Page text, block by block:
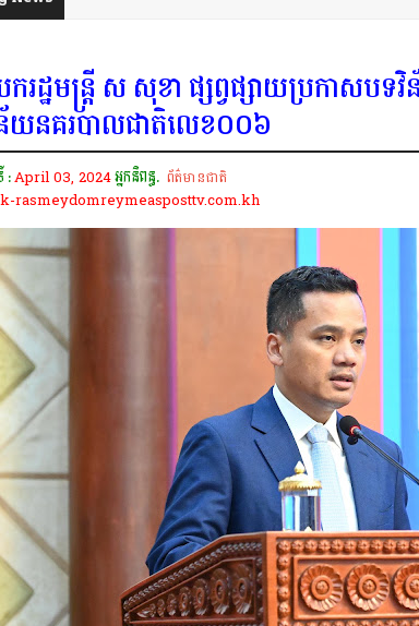
រដ្ឋមន្ដ្រី ស សុខា ផ្សព្វផ្សាយប្រកាសបទ
យនគរបាលជាតិលេខ០០៦
:April 03, 2024អ្នកនិពន្ធ. ព័ត៌មានជាតិ
rasmeydomreymeasposttv.com.kh